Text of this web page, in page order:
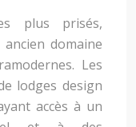
plus prisés,
domaine
Les
lodges design
accès à un